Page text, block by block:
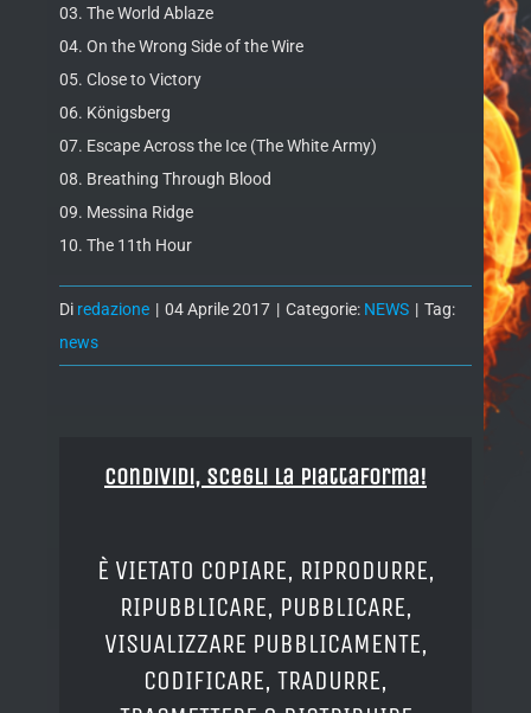
03. The World Ablaze
04. On the Wrong Side of the Wire
05. Close to Victory
06. Königsberg
07. Escape Across the Ice (The White Army)
08. Breathing Through Blood
09. Messina Ridge
10. The 11th Hour
Di redazione | 04 Aprile 2017 | Categorie: NEWS | Tag:
news
Condividi, Scegli la piattaforma!
È VIETATO COPIARE, RIPRODURRE,
RIPUBBLICARE, PUBBLICARE,
VISUALIZZARE PUBBLICAMENTE,
CODIFICARE, TRADURRE,